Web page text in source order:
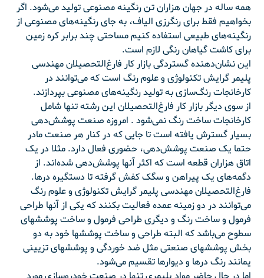
همه ساله در جهان هزاران تن رنگینه مصنوعی تولید می‌شود. اگر
بخواهیم فقط برای رنگرزی الیاف، به جای رنگینه‌های مصنوعی از
رنگینه‌های طبیعی استفاده کنیم مساحتی چند برابر کره زمین
برای کاشت گیاهان رنگی لازم است.
این نشان‌دهنده گستردگی بازار کار فارغ‌التحصیلان مهندسی
پلیمر گرایش تکنولوژی و علوم رنگ است که می‌توانند در
کارخانجات رنگ‌سازی به تولید رنگینه‌های مصنوعی بپردازند.
از سوی دیگر بازار کار فارغ‌التحصیلان این رشته تنها شامل
کارخانجات ساخت رنگ نمی‌شود . امروزه صنعت پوشش‌دهی
بسیار گسترش یافته است تا جایی که در کنار هر صنعت مادر
حتما یک صنعت پوشش‌دهی، حضوری فعال دارد. مثلا در یک
اتاق هزاران قطعه است که اکثر آنها پوشش‌دهی شده‌اند. از
دگمه‌های یک پیراهن و سگک کفش گرفته تا دستگیره درها.
فارغ‌التحصیلان مهندسی پلیمر گرایش تکنولوژی و علوم رنگ
می‌توانند در دو زمینه عمده فعالیت بکنند که یکی از آنها طراحی
فرمول و ساخت رنگ و دیگری طراحی فرمول و ساخت پوششهای
سطوح می‌باشد که البته طراحی و ساخت پوششها خود به دو
بخش پوششهای صنعتی مثل ضد خوردگی و پوششهای تزیینی
یمانند رنگ درها و دیوارها تقسیم می‌شود.